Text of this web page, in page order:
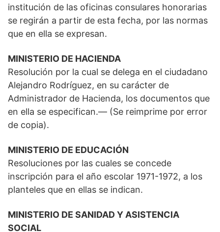
institución de las oficinas consulares honorarias
se regirán a partir de esta fecha, por las normas
que en ella se expresan.
MINISTERIO DE HACIENDA
Resolución por la cual se delega en el ciudadano
Alejandro Rodríguez, en su carácter de
Administrador de Hacienda, los documentos que
en ella se especifican.— (Se reimprime por error
de copia).
MINISTERIO DE EDUCACIÓN
Resoluciones por las cuales se concede
inscripción para el año escolar 1971-1972, a los
planteles que en ellas se indican.
MINISTERIO DE SANIDAD Y ASISTENCIA
SOCIAL